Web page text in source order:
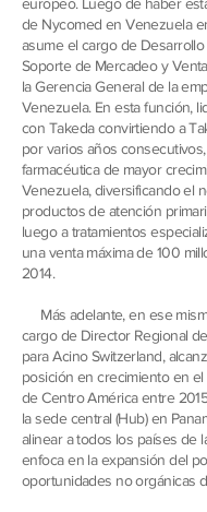
de Nycomed en Venezuela
asume el cargo de
Soporte de Mercadeo y
la Gerencia General de la
Venezuela. En esta función,
con Takeda convirtiendo a
por varios años
farmacéutica de mayor
Venezuela, diversificando el
productos de atención
luego a tratamientos
una venta máxima de 100
2014.
Más adelante, en ese
cargo de Director Regional
para Acino Switzerland,
posición en crecimiento en
de Centro América entre
la sede central (Hub) en
alinear a todos los países de
enfoca en la expansión del
oportunidades no orgánicas